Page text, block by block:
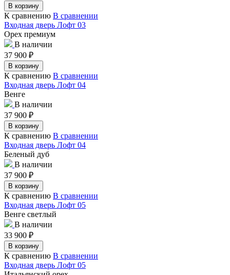
В корзину
К сравнению В сравнении
Входная дверь Лофт 03
Орех премиум
В наличии
37 900 ₽
В корзину
К сравнению В сравнении
Входная дверь Лофт 04
Венге
В наличии
37 900 ₽
В корзину
К сравнению В сравнении
Входная дверь Лофт 04
Беленый дуб
В наличии
37 900 ₽
В корзину
К сравнению В сравнении
Входная дверь Лофт 05
Венге светлый
В наличии
33 900 ₽
В корзину
К сравнению В сравнении
Входная дверь Лофт 05